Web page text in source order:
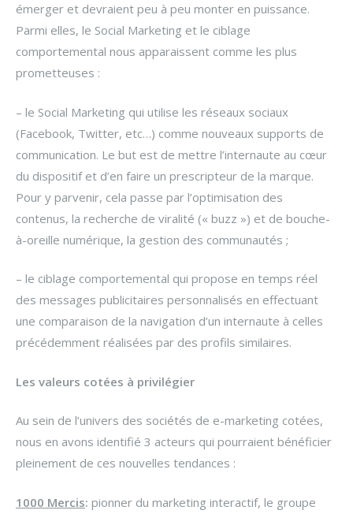
émerger et devraient peu à peu monter en puissance.
Parmi elles, le Social Marketing et le ciblage
comportemental nous apparaissent comme les plus
prometteuses :
– le Social Marketing qui utilise les réseaux sociaux
(Facebook, Twitter, etc…) comme nouveaux supports de
communication. Le but est de mettre l’internaute au cœur
du dispositif et d’en faire un prescripteur de la marque.
Pour y parvenir, cela passe par l’optimisation des
contenus, la recherche de viralité (« buzz ») et de bouche-
à-oreille numérique, la gestion des communautés ;
– le ciblage comportemental qui propose en temps réel
des messages publicitaires personnalisés en effectuant
une comparaison de la navigation d’un internaute à celles
précédemment réalisées par des profils similaires.
Les valeurs cotées à privilégier
Au sein de l’univers des sociétés de e-marketing cotées,
nous en avons identifié 3 acteurs qui pourraient bénéficier
pleinement de ces nouvelles tendances :
1000 Mercis: pionner du marketing interactif, le groupe